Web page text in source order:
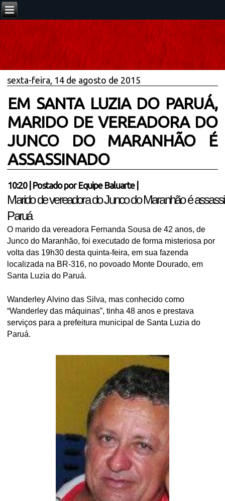
sexta-feira, 14 de agosto de 2015
EM SANTA LUZIA DO PARUÁ,
MARIDO DE VEREADORA DO
JUNCO DO MARANHÃO É
ASSASSINADO
10:20| Postado por Equipe Baluarte
Marido de vereadora do Junco do Maranhão é
Paruá
O marido da vereadora Fernanda Sousa de 42 anos, de
Junco do Maranhão, foi executado de forma misteriosa por
volta das 19h30 desta quinta-feira, em sua fazenda
localizada na BR-316, no povoado Monte Dourado, em
Santa Luzia do Paruá.
Wanderley Alvino das Silva, mas conhecido como
“Wanderley das máquinas”, tinha 48 anos e prestava
serviços para a prefeitura municipal de Santa Luzia do
Paruá.